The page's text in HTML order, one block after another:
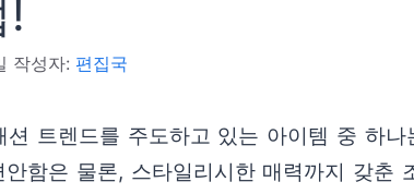
작성자: 편집국
트렌드를 주도하고 있는 아이템 중 하나
함은 물론, 스타일리시한 매력까지 갖춘